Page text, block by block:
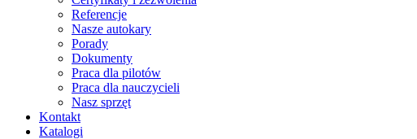
Referencje
Nasze autokary
Porady
Dokumenty
Praca dla pilotów
Praca dla nauczycieli
Nasz sprzęt
Kontakt
Katalogi